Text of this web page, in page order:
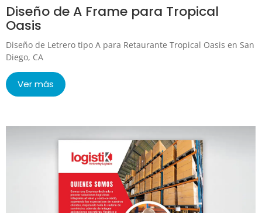
Diseño de A Frame para Tropical
Oasis
Diseño de Letrero tipo A para Retaurante Tropical Oasis en San
Diego, CA
Ver más